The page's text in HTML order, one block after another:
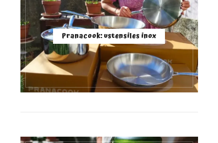
Pranacook: ustensiles inox